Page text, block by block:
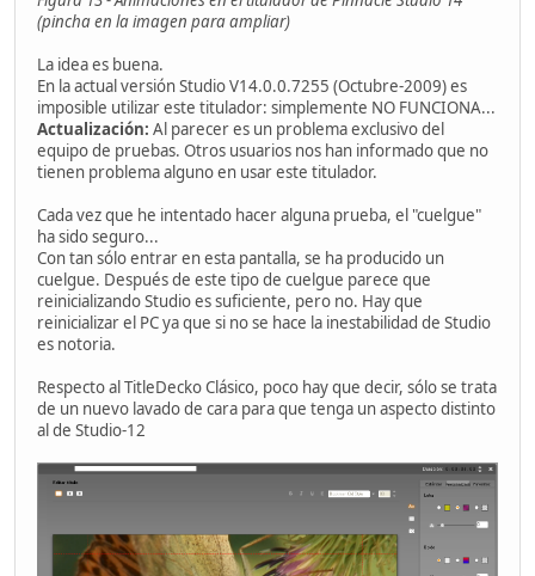
(pincha en la imagen para ampliar)
La idea es buena.
En la actual versión Studio V14.0.0.7255 (Octubre-2009) es
imposible utilizar este titulador: simplemente NO FUNCIONA...
Actualización: Al parecer es un problema exclusivo del
equipo de pruebas. Otros usuarios nos han informado que no
tienen problema alguno en usar este titulador.
Cada vez que he intentado hacer alguna prueba, el "cuelgue"
ha sido seguro...
Con tan sólo entrar en esta pantalla, se ha producido un
cuelgue. Después de este tipo de cuelgue parece que
reinicializando Studio es suficiente, pero no. Hay que
reinicializar el PC ya que si no se hace la inestabilidad de Studio
es notoria.
Respecto al TitleDecko Clásico, poco hay que decir, sólo se trata
de un nuevo lavado de cara para que tenga un aspecto distinto
al de Studio-12